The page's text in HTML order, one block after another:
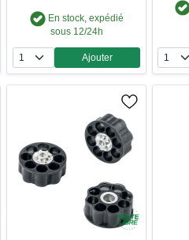
En stock, expédié
sous 12/24h
Quantité
Ajouter